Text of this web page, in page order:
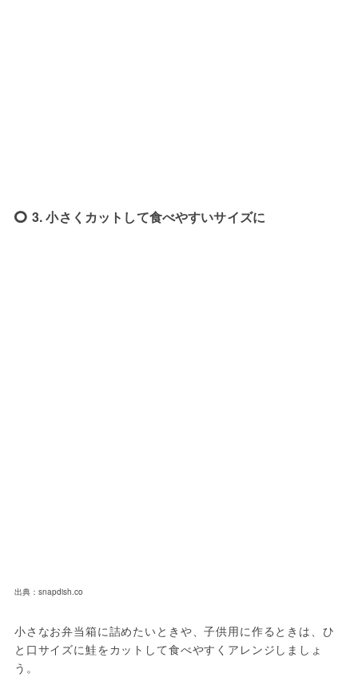
3. 小さくカットして食べやすいサイズに
出典：snapdish.co
小さなお弁当箱に詰めたいときや、子供用に作るときは、ひ
と口サイズに鮭をカットして食べやすくアレンジしましょ
う。